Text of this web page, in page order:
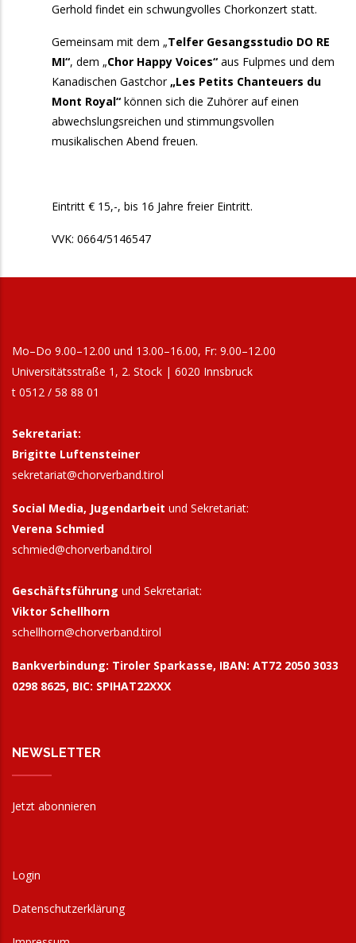
Gerhold findet ein schwungvolles Chorkonzert statt.
Gemeinsam mit dem „Telfer Gesangsstudio DO RE
MI“, dem „Chor Happy Voices“ aus Fulpmes und dem
Kanadischen Gastchor„Les Petits Chanteuers du
Mont Royal“ können sich die Zuhörer auf einen
abwechslungsreichen und stimmungsvollen
musikalischen Abend freuen.
Eintritt € 15,-, bis 16 Jahre freier Eintritt.
VVK: 0664/5146547
Mo–Do 9.00–12.00 und 13.00–16.00, Fr: 9.00–12.00
Universitätsstraße 1, 2. Stock | 6020 Innsbruck
t 0512 / 58 88 01
Sekretariat:
Brigitte Luftensteiner
sekretariat@chorverband.tirol
Social Media, Jugendarbeit und Sekretariat:
Verena Schmied
schmied@chorverband.tirol
Geschäftsführung und Sekretariat:
Viktor Schellhorn
schellhorn@chorverband.tirol
Bankverbindung: Tiroler Sparkasse, IBAN: AT72 2050 3033
0298 8625, BIC: SPIHAT22XXX
NEWSLETTER
Jetzt abonnieren
Login
Datenschutzerklärung